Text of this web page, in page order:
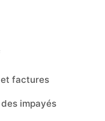
factures
impayés